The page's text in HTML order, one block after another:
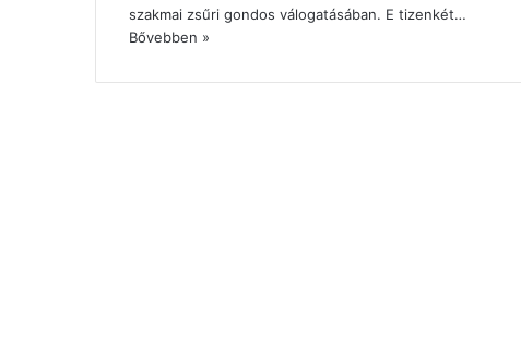
szakmai zsűri gondos válogatásában. E tizenkét…
Bővebben »